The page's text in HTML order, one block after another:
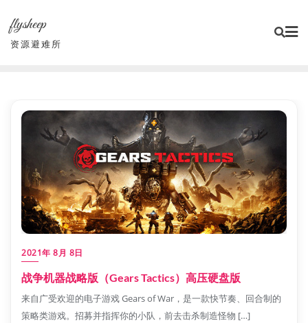
content
flysheep
资源避难所
2021年 8月 8日
战争机器战略版（Gears Tactics）高压硬盘版
来自广受欢迎的电子游戏 Gears of War，是一款快节奏、回合制的
策略类游戏。招募并指挥你的小队，前去击杀制造怪物 […]